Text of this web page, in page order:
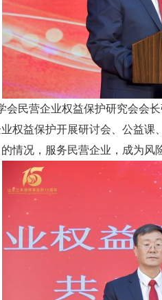
民营企业权益保护研究会会
权益保护开展研讨会、公益
情况，服务民营企业，成为风